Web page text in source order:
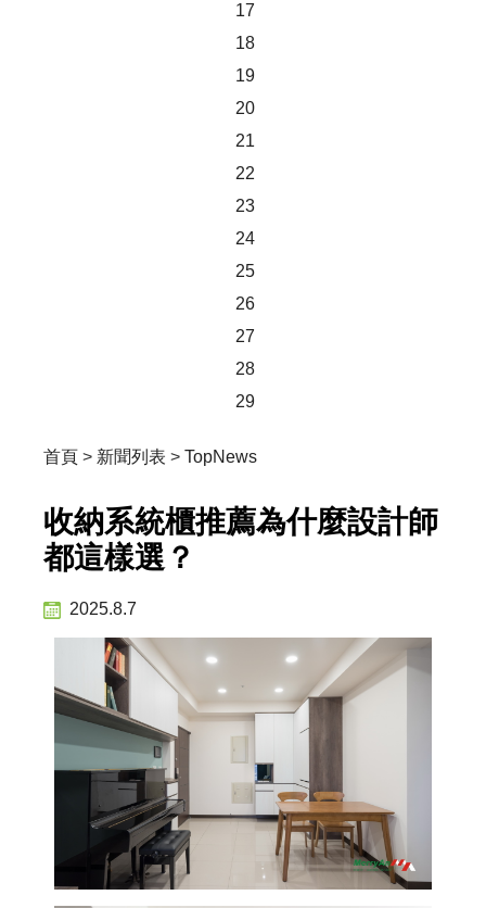
17
18
19
20
21
22
23
24
25
26
27
28
29
首頁 > 新聞列表 > TopNews
收納系統櫃推薦為什麼設計師
都這樣選？
2025.8.7